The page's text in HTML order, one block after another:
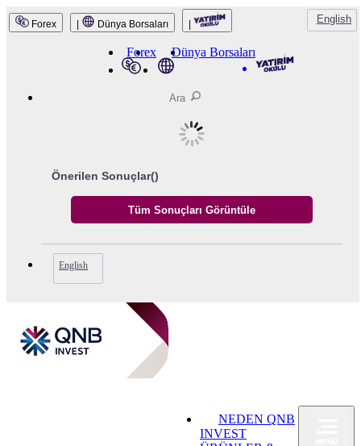
QNB Invest
Forex Dünya Borsaları English
Forex Dünya Borsaları
Önerilen Sonuçlar()
English
NEDEN QNB
INVEST